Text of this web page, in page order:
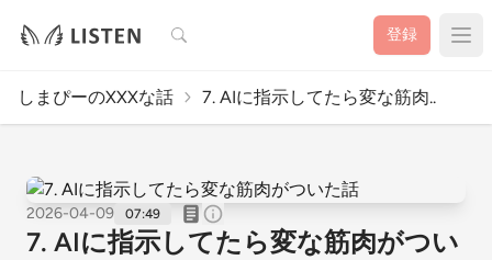
検索 登録
しまぴーのXXXな話 7. AIに指示してたら変な筋肉..
2026-04-09 07:49
7. AIに指示してたら変な筋肉がつい